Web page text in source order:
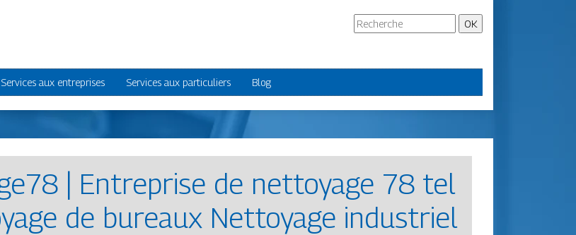
Services aux entreprises Services aux particuliers Blog
| Entreprise de nettoyage 78 tel
de bureaux Nettoyage industriel